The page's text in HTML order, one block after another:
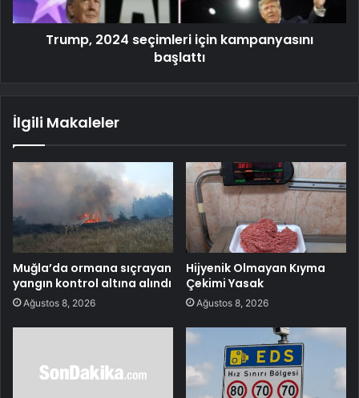
Trump, 2024 seçimleri için kampanyasını
başlattı
İlgili Makaleler
Muğla’da ormana sıçrayan
yangın kontrol altına alındı
Ağustos 8, 2026
Hijyenik Olmayan Kıyma
Çekimi Yasak
Ağustos 8, 2026